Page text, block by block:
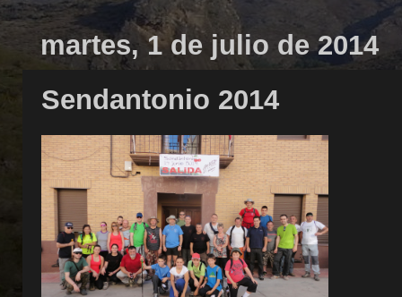
martes, 1 de julio de 2014
Sendantonio 2014